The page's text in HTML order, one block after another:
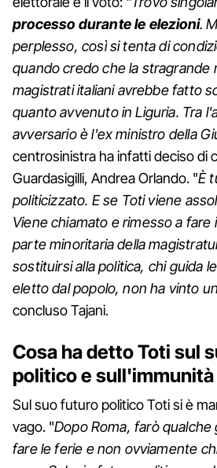
processo durante le elezioni.
perplesso, così si tenta di
quando credo che la stragrande
magistrati italiani avrebbe fatto
quanto avvenuto in Liguria. Tra
avversario è l'ex ministro della
centrosinistra ha infatti deciso di
Guardasigilli, Andrea Orlando. "È
politicizzato. E se Toti viene
Viene chiamato e rimesso a fare
parte minoritaria della
sostituirsi alla politica, chi guida
eletto dal popolo, non ha vinto
concluso Tajani.
Cosa ha detto Toti sul
politico e sull'immunità
Sul suo futuro politico Toti si è
vago. "Dopo Roma, farò qualche
fare le ferie e non ovviamente